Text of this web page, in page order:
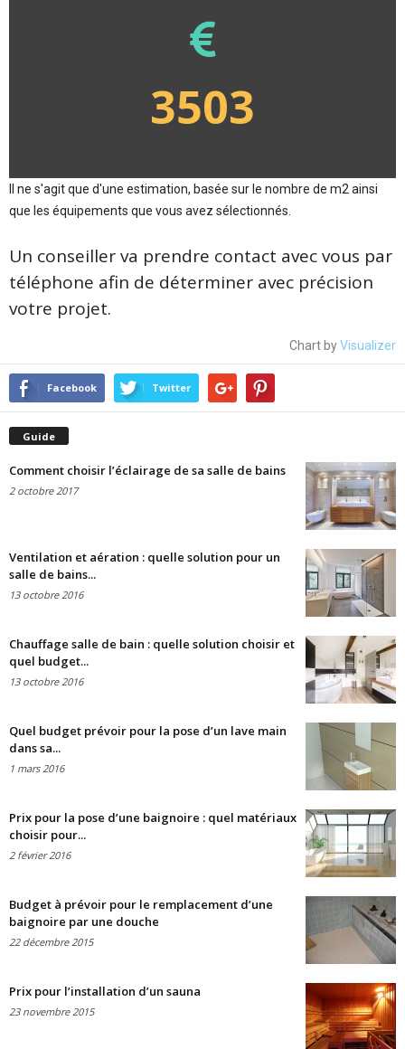
3503
Il ne s'agit que d'une estimation, basée sur le nombre de m2 ainsi
que les équipements que vous avez sélectionnés.
Un conseiller va prendre contact avec vous par
téléphone afin de déterminer avec précision
votre projet.
Chart byVisualizer
Facebook Twitter
Guide
Comment choisir l’éclairage de sa salle de bains
2 octobre 2017
Ventilation et aération : quelle solution pour un
salle de bains...
13 octobre 2016
Chauffage salle de bain : quelle solution choisir et
quel budget...
13 octobre 2016
Quel budget prévoir pour la pose d’un lave main
dans sa...
1 mars 2016
Prix pour la pose d’une baignoire : quel matériaux
choisir pour...
2 février 2016
Budget à prévoir pour le remplacement d’une
baignoire par une douche
22 décembre 2015
Prix pour l’installation d’un sauna
23 novembre 2015